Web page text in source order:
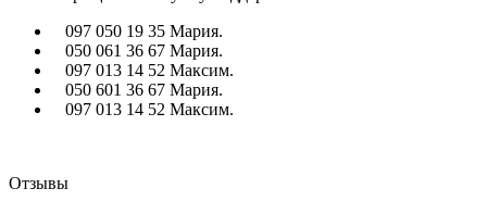
097 050 19 35 Мария.
050 061 36 67 Мария.
097 013 14 52 Максим.
050 601 36 67 Мария.
097 013 14 52 Максим.
Отзывы